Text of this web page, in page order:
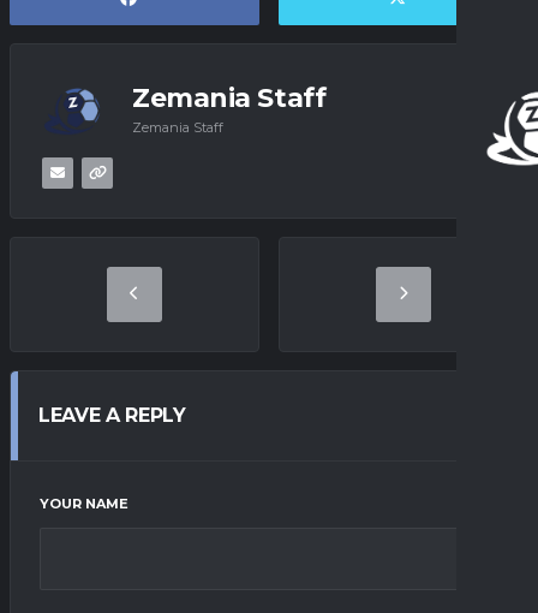
Zemania Staff
Zemania Staff
LEAVE A REPLY
YOUR NAME